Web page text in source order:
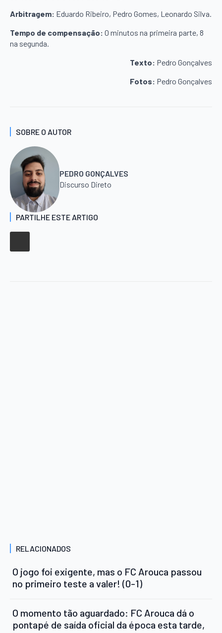
Arbitragem: Eduardo Ribeiro, Pedro Gomes, Leonardo Silva.
Tempo de compensação: 0 minutos na primeira parte, 8
na segunda.
Texto: Pedro Gonçalves
Fotos: Pedro Gonçalves
SOBRE O AUTOR
PEDRO GONÇALVES
Discurso Direto
PARTILHE ESTE ARTIGO
RELACIONADOS
O jogo foi exigente, mas o FC Arouca passou
no primeiro teste a valer! (0-1)
O momento tão aguardado: FC Arouca dá o
pontapé de saída oficial da época esta tarde,